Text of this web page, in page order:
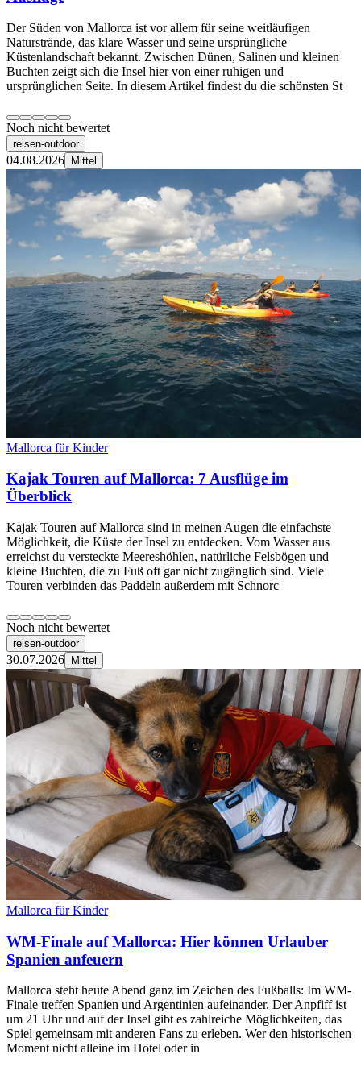
Der Süden von Mallorca ist vor allem für seine weitläufigen
Naturstrände, das klare Wasser und seine ursprüngliche
Küstenlandschaft bekannt. Zwischen Dünen, Salinen und kleinen
Buchten zeigt sich die Insel hier von einer ruhigen und
ursprünglichen Seite. In diesem Artikel findest du die schönsten St
Noch nicht bewertet
reisen-outdoor
04.08.2026 Mittel
Mallorca für Kinder
Kajak Touren auf Mallorca: 7 Ausflüge im
Überblick
Kajak Touren auf Mallorca sind in meinen Augen die einfachste
Möglichkeit, die Küste der Insel zu entdecken. Vom Wasser aus
erreichst du versteckte Meereshöhlen, natürliche Felsbögen und
kleine Buchten, die zu Fuß oft gar nicht zugänglich sind. Viele
Touren verbinden das Paddeln außerdem mit Schnorc
Noch nicht bewertet
reisen-outdoor
30.07.2026 Mittel
Mallorca für Kinder
WM-Finale auf Mallorca: Hier können Urlauber
Spanien anfeuern
Mallorca steht heute Abend ganz im Zeichen des Fußballs: Im WM-
Finale treffen Spanien und Argentinien aufeinander. Der Anpfiff ist
um 21 Uhr und auf der Insel gibt es zahlreiche Möglichkeiten, das
Spiel gemeinsam mit anderen Fans zu erleben. Wer den historischen
Moment nicht alleine im Hotel oder in